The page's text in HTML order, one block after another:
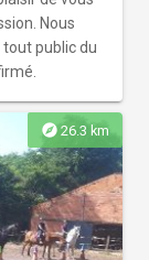
Nous
public du
explore 26.3 km